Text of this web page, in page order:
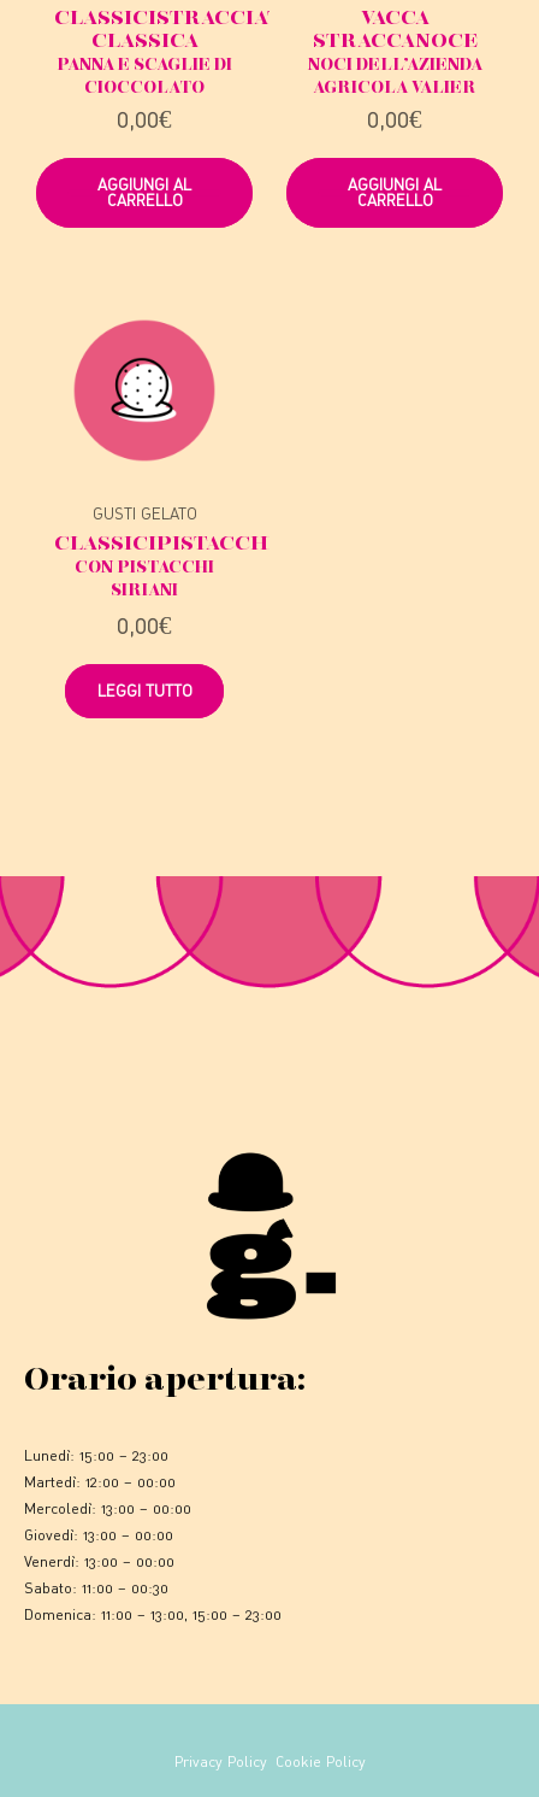
CLASSICISTRACCIATELLA
CLASSICA
PANNA E SCAGLIE DI
CIOCCOLATO
0,00€
AGGIUNGI AL
CARRELLO
VACCA
STRACCANOCE
NOCI DELL’AZIENDA
AGRICOLA VALIER
0,00€
AGGIUNGI AL
CARRELLO
GUSTI GELATO
CLASSICIPISTACCHIO
CON PISTACCHI
SIRIANI
0,00€
LEGGI TUTTO
Orario apertura:
Lunedì: 15:00 – 23:00
Martedì: 12:00 – 00:00
Mercoledì: 13:00 – 00:00
Giovedì: 13:00 – 00:00
Venerdì: 13:00 – 00:00
Sabato: 11:00 – 00:30
Domenica: 11:00 – 13:00, 15:00 – 23:00
Privacy Policy Cookie Policy